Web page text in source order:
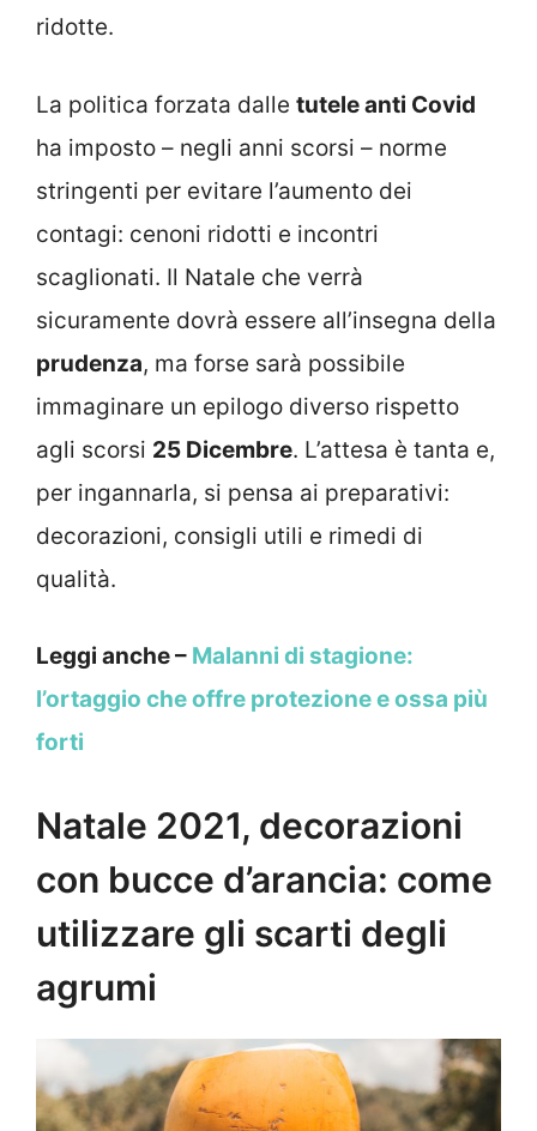
ridotte.
La politica forzata dalle tutele anti Covid
ha imposto – negli anni scorsi – norme
stringenti per evitare l’aumento dei
contagi: cenoni ridotti e incontri
scaglionati. Il Natale che verrà
sicuramente dovrà essere all’insegna della
prudenza, ma forse sarà possibile
immaginare un epilogo diverso rispetto
agli scorsi 25 Dicembre. L’attesa è tanta e,
per ingannarla, si pensa ai preparativi:
decorazioni, consigli utili e rimedi di
qualità.
Leggi anche – Malanni di stagione:
l’ortaggio che offre protezione e ossa più
forti
Natale 2021, decorazioni
con bucce d’arancia: come
utilizzare gli scarti degli
agrumi